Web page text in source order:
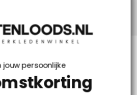
jouw persoonlijke